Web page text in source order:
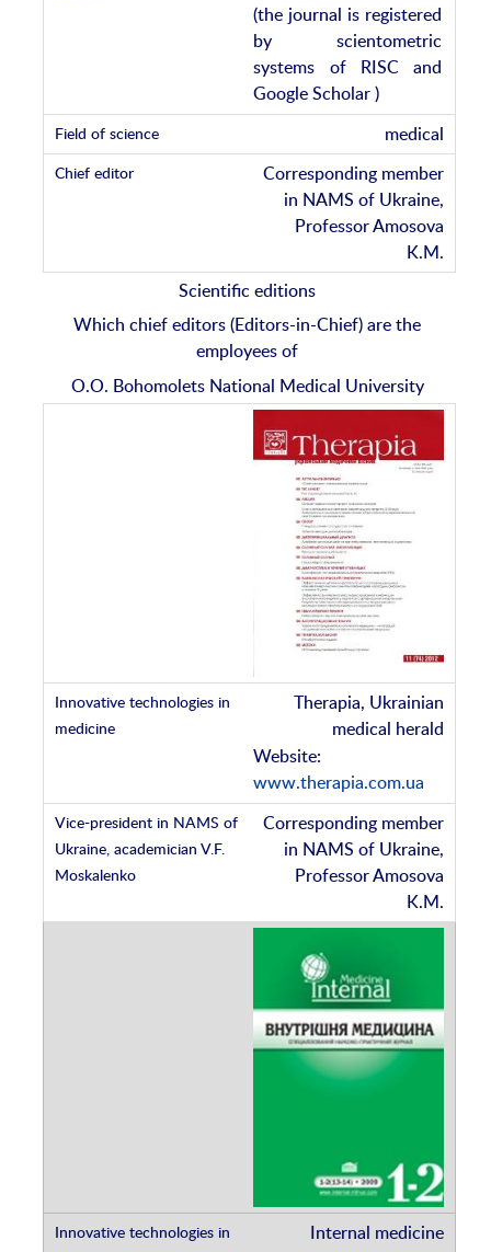
(the journal is registered
by scientometric
systems of RISC and
Google Scholar )
medical
Corresponding member
in NAMS of Ukraine,
Professor Amosova
K.M.
Scientific editions
Which chief editors (Editors-in-Chief) are the
employees of
O.O. Bohomolets National Medical University
Therapia, Ukrainian
medical herald
Website:
www.therapia.com.ua
Corresponding member
in NAMS of Ukraine,
Professor Amosova
K.M.
Internal medicine